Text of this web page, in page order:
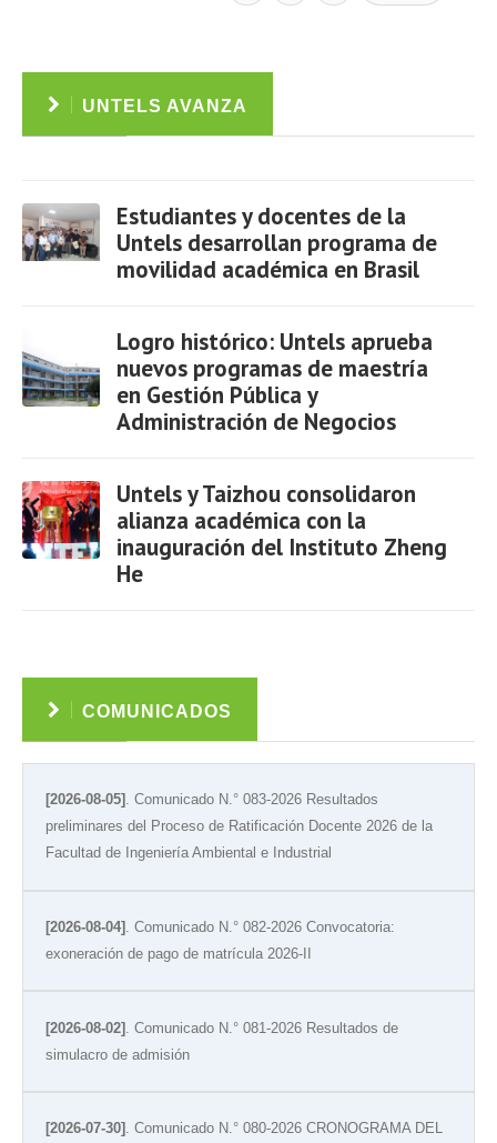
UNTELS AVANZA
Estudiantes y docentes de la
Untels desarrollan programa de
movilidad académica en Brasil
Logro histórico: Untels aprueba
nuevos programas de maestría
en Gestión Pública y
Administración de Negocios
Untels y Taizhou consolidaron
alianza académica con la
inauguración del Instituto Zheng
He
COMUNICADOS
[2026-08-05] . Comunicado N.° 083-2026 Resultados
preliminares del Proceso de Ratificación Docente 2026 de la
Facultad de Ingeniería Ambiental e Industrial
[2026-08-04]
. Comunicado N.° 082-2026 Convocatoria:
exoneración de pago de matrícula 2026-II
[2026-08-02] . Comunicado N.° 081-2026 Resultados de
simulacro de admisión
[2026-07-30] . Comunicado N.° 080-2026 CRONOGRAMA DEL